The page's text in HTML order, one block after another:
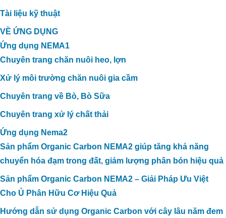
Tài liệu kỹ thuật
VỀ ỨNG DỤNG
Ứng dụng NEMA1
Chuyên trang chăn nuôi heo, lợn
Xử lý môi trường chăn nuôi gia cầm
Chuyên trang về Bò, Bò Sữa
Chuyên trang xử lý chất thải
Ứng dụng Nema2
Sản phẩm Organic Carbon NEMA2 giúp tăng khả năng
chuyển hóa đạm trong đất, giảm lượng phân bón hiệu quả
Sản phẩm Organic Carbon NEMA2 – Giải Pháp Ưu Việt
Cho Ủ Phân Hữu Cơ Hiệu Quả
Hướng dẫn sử dụng Organic Carbon với cây lâu năm đem